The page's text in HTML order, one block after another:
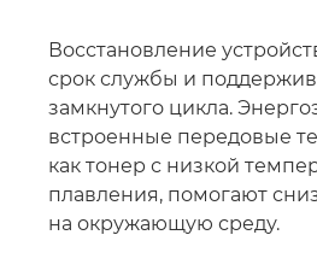
Восстановление
срок службы и
замкнутого цикла.
встроенные передовые
как тонер с низкой
плавления, помогают
на окружающую среду.